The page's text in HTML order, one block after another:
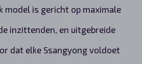
model is gericht op maximale
inzittenden, en uitgebreide
dat elke Ssangyong voldoet